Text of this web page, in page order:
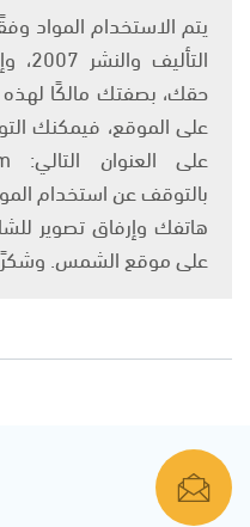
حقك، بصفتك مالكًا
على الموقع، فيمكنك
بالتوقف عن استخدام
هاتفك وإرفاق تصوير
على موقع الشمس.